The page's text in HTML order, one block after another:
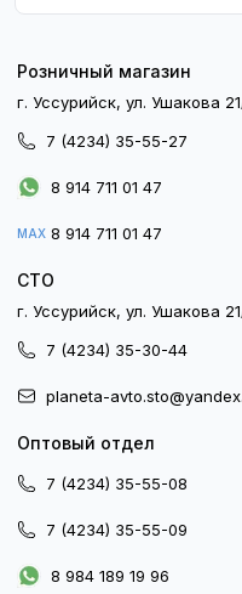
Розничный магазин
г. Уссурийск, ул. Ушакова
7 (4234) 35-55-27
8 914 711 01 47
MAX 8 914 711 01 47
СТО
г. Уссурийск, ул. Ушакова
7 (4234) 35-30-44
planeta-
Оптовый отдел
7 (4234) 35-55-08
7 (4234) 35-55-09
8 984 189 19 96